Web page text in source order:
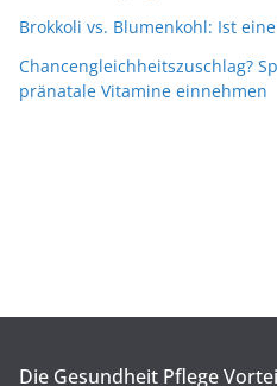
Brokkoli vs. Blumenkohl: Ist
Chancengleichheitszuschlag?
pränatale Vitamine einnehmen
Die Gesundheit Pflege